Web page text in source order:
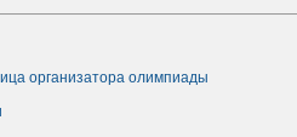
организатора олимпиады